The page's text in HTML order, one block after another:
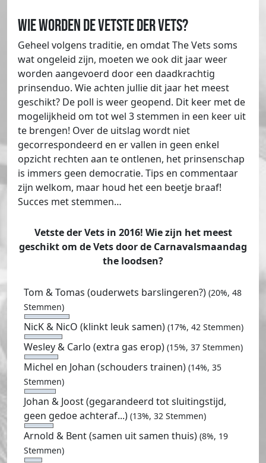
Wie worden De Vetste der Vets?
Geheel volgens traditie, en omdat The Vets soms
wat ongeleid zijn, moeten we ook dit jaar weer
worden aangevoerd door een daadkrachtig
prinsenduo. Wie achten jullie dit jaar het meest
geschikt? De poll is weer geopend. Dit keer met de
mogelijkheid om tot wel 3 stemmen in een keer uit
te brengen! Over de uitslag wordt niet
gecorrespondeerd en er vallen in geen enkel
opzicht rechten aan te ontlenen, het prinsenschap
is immers geen democratie. Tips en commentaar
zijn welkom, maar houd het een beetje braaf!
Succes met stemmen…
Vetste der Vets in 2016! Wie zijn het meest
geschikt om de Vets door de Carnavalsmaandag
the loodsen?
Tom & Tomas (ouderwets barslingeren?) (20%, 48
Stemmen)
NicK & NicO (klinkt leuk samen) (17%, 42 Stemmen)
Wesley & Carlo (extra gas erop) (15%, 37 Stemmen)
Michel en Johan (schouders trainen) (14%, 35
Stemmen)
Johan & Joost (gegarandeerd tot sluitingstijd,
geen gedoe achteraf...) (13%, 32 Stemmen)
Arnold & Bent (samen uit samen thuis) (8%, 19
Stemmen)